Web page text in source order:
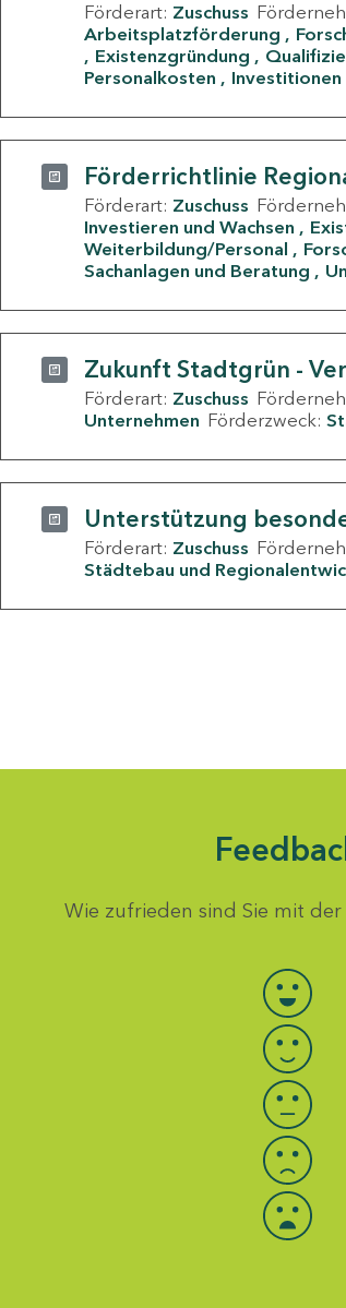
Förderart: Zuschuss
Arbeitsplatzförderung
Existenzgründung
Personalkosten
Investitionen
Förderrichtlinie
Förderart: Zuschuss
Investieren und Wachsen
Weiterbildung/Personal
Sachanlagen und Beratung
Zukunft Stadtgrün -
Förderart: Zuschuss
Unternehmen Förderzweck:
Unterstützung
Förderart: Zuschuss
Städtebau und
Wie zufrieden sind Sie mit der